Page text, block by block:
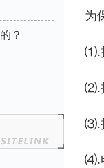
？
为
⑴.
⑵.
⑶.
⑷.